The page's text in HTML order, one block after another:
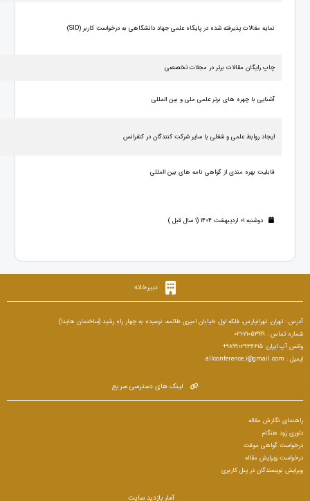
نمایه مقالات پذیرفته شده در پایگاه علمی جهاد دانشگاهی به درخواست کاربر (SID
)
چاپ رایگان مقالات برتر در مجلات تخصصی
آشنایی با چهره های برتر علمی ملی و بین المللی
ایجاد روابط علمی و شغلی با سایر شرکت کنندگان در کنفرانس
قابلیت بهره مندی از گواهی نامه های بین المللی
دوشنبه 01 اردیبهشت 1404 (1 سال قبل )
دبیرخانه
آدرس : تهران، تهرانپارس، فلکه اول، خیابان امیری طائمه، نرسیده به چهار راه رشید (ساختمان هایدا)
شماره تماس : 71053199-021
واتس آپ ایران: 989902936615+
ایمیل : allconference.i@gmail.com
لینک های دسترسی سریع
راهنمای نگارش مقاله
داوری زود هنگام
درخواست گواهی موقت
درخواست ویرایش مقاله
ویرایش نویسندگان در پنل کاربری
آمار بازدید سایت